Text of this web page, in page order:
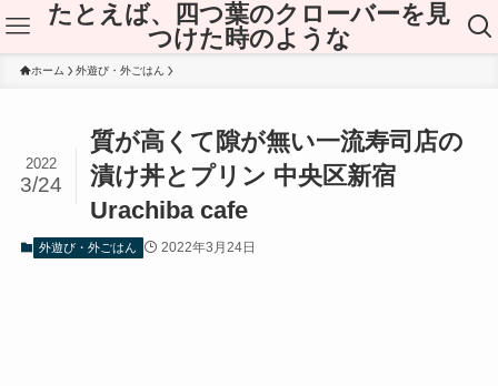
たとえば、四つ葉のクローバーを見
つけた時のような
ホーム 外遊び・外ごはん
質が高くて隙が無い一流寿司店の
漬け丼とプリン 中央区新宿
Urachiba cafe
2022
3/24
外遊び・外ごはん 2022年3月24日